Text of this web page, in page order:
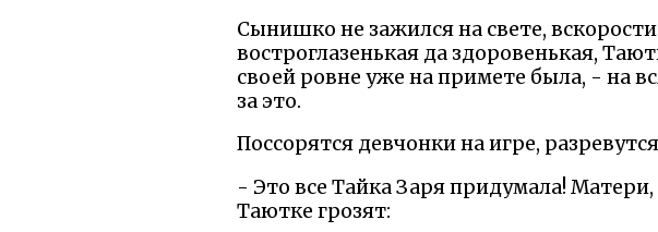
Сынишко не зажился на свете,
востроглазенькая да здоровенькая,
своей ровне уже на примете была, - на
за это.
Поссорятся девчонки на игре,
- Это все Тайка Заря придумала!
Таютке грозят: